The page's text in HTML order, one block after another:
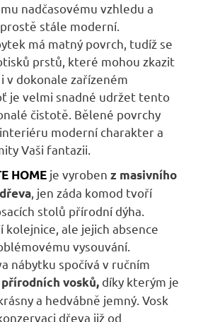
nadčasovému vzhledu a
stále moderní.
má matný povrch, tudíž se
prstů, které mohou zkazit
v dokonale zařízeném
je velmi snadné udržet tento
čistotě. Bělené povrchy
moderní charakter a
Vaši fantazii.
HOME je vyroben z masivního
, jen záda komod tvoří
stolů přírodní dýha.
kolejnice, ale jejich absence
vysouvání.
nábytku spočívá v ručním
přírodních vosků,díky kterým je
a hedvábně jemný. Vosk
dřeva již od